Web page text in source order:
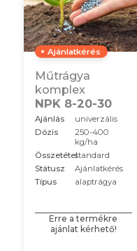
Ajánlatkérés
Műtrágya
komplex
NPK 8-20-30
Ajánlás
univerzális
Dózis
250-400
kg/ha
Összetételstandard
Státusz
Ajánlatkérés
Típus
alaptrágya
Erre a termékre
ajánlat kérhető!